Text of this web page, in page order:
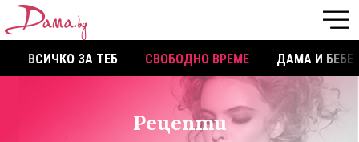
ВСИЧКО ЗА ТЕБ СВОБОДНО ВРЕМЕ ДАМА И БЕБЕ
Рецепти